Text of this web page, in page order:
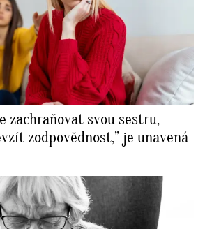
zachraňovat svou sestru,
zodpovědnost,” je unavená